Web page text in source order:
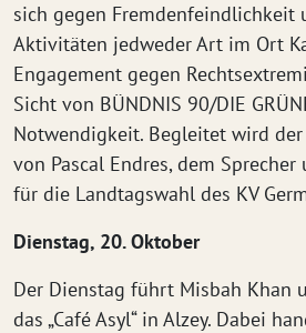
sich gegen Fremdenfeindlichkeit
Aktivitäten jedweder Art im Ort
Engagement gegen
Sicht von BÜNDNIS 90/DIE
Notwendigkeit. Begleitet wird
von Pascal Endres, dem
für die Landtagswahl des KV
Dienstag, 20. Oktober
Der Dienstag führt Misbah Khan
das „Café Asyl“ in Alzey. Dabei